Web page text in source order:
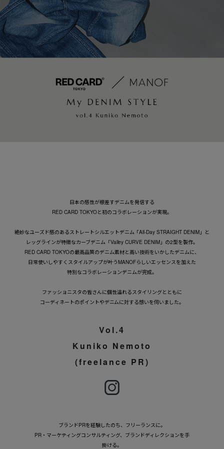
日本の感性が根差すデニムを発信する
RED CARD TOKYOと初のコラボレーションが実現。
絶妙なユーズド感のあるストレートシルエットデニム「All-Day STRAIGHT DENIM」と
レッグラインが特徴なカーブデニム「Valley CURVE DENIM」の2型を製作。
RED CARD TOKYOの最高品質のデニム素材と高い技術をいかしたデニムに、
日常使いしやすくスタイルアップが叶うMANOFらしいエッセンスを加えた
特別なコラボレーションデニムが完成。
ファッショニスタの皆さんに個性溢れるスタイリングとともに
コーディネートのポイントやデニムに対する想いを伺いました。
Vol.4
Kuniko Nemoto
(freelance PR)
ブランドPRを経験したのち、フリーランスに。
PR・マーケティングコンサルティング、ブランドディレクションを手
掛ける。